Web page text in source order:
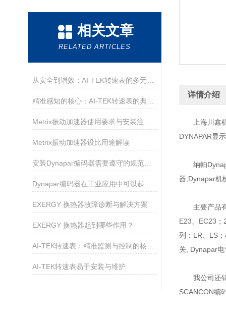
相关文章
RELATED ARTICLES
Metrix振动加速器设比用途解读
安装Dynapar编码器需要遵守的规范如下
EXERGY 换热器故障诊断与解决方案
EXERGY 换热器起到哪些作用？
AI-TEK转速表：精准监测与控制的核心工具
AI-TEK转速表易于安装与维护
详情介绍
上海川鑫机
DYNAPAR显
纳帕
器,Dynapar机
主要产品有
E23、EC23
列：LR、LS
关, Dynapar
我公司还销
SCANCON编